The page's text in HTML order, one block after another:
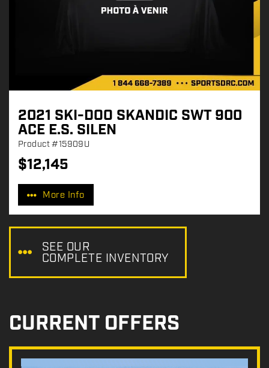
2021 SKI-DOO SKANDIC SWT 900
ACE E.S. SILEN
Product#15909U
P
r
c
$12,145
More Info
SEE OUR
COMPLETE INVENTORY
CURRENT OFFERS